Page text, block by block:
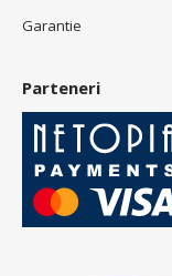
Garantie
Parteneri